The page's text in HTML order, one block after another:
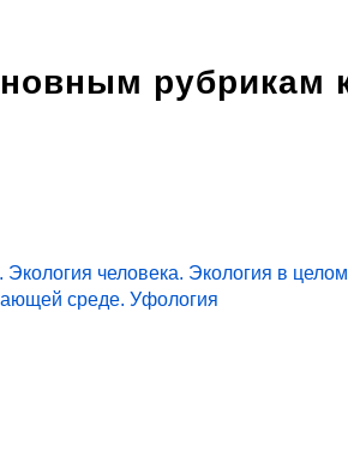
рубрикам
человека. Экология в целом
среде. Уфология